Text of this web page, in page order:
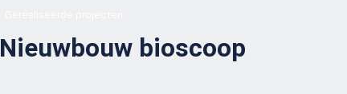
Nieuwbouw bioscoop